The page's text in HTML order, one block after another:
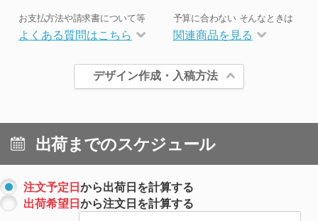
お支払方法や請求書について等
よくある質問はこちら
予算に合わない そんなときは
関連商品を見る
デザイン作成・入稿方法
出荷までのスケジュール
注文予定日から出荷日を計算する
出荷希望日から注文日を計算する